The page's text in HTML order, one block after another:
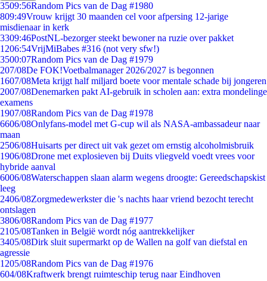
3509:56Random Pics van de Dag #1980
809:49Vrouw krijgt 30 maanden cel voor afpersing 12-jarige
misdienaar in kerk
3309:46PostNL-bezorger steekt bewoner na ruzie over pakket
1206:54VrijMiBabes #316 (not very sfw!)
3500:07Random Pics van de Dag #1979
207/08De FOK!Voetbalmanager 2026/2027 is begonnen
1607/08Meta krijgt half miljard boete voor mentale schade bij jongeren
2007/08Denemarken pakt AI-gebruik in scholen aan: extra mondelinge
examens
1907/08Random Pics van de Dag #1978
6606/08Onlyfans-model met G-cup wil als NASA-ambassadeur naar
maan
2506/08Huisarts per direct uit vak gezet om ernstig alcoholmisbruik
1906/08Drone met explosieven bij Duits vliegveld voedt vrees voor
hybride aanval
6006/08Waterschappen slaan alarm wegens droogte: Gereedschapskist
leeg
2406/08Zorgmedewerkster die 's nachts haar vriend bezocht terecht
ontslagen
3806/08Random Pics van de Dag #1977
2105/08Tanken in België wordt nóg aantrekkelijker
3405/08Dirk sluit supermarkt op de Wallen na golf van diefstal en
agressie
1205/08Random Pics van de Dag #1976
604/08Kraftwerk brengt ruimteschip terug naar Eindhoven